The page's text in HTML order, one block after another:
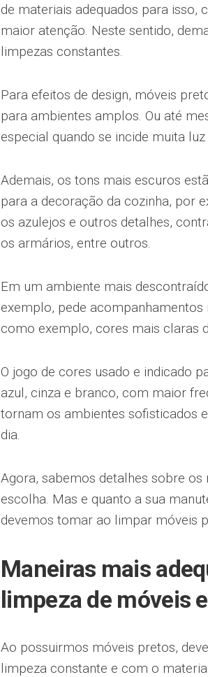
de materiais adequados para
maior atenção. Neste sentido,
limpezas constantes.
Para efeitos de design, móveis
para ambientes amplos. Ou até
especial quando se incide muita
Ademais, os tons mais escuros
para a decoração da cozinha, por
os azulejos e outros detalhes,
os armários, entre outros.
Em um ambiente mais
exemplo, pede
como exemplo, cores mais claras
O jogo de cores usado e indicado
azul, cinza e branco, com maior
tornam os ambientes sofisticados
dia.
Agora, sabemos detalhes sobre
escolha. Mas e quanto a sua
devemos tomar ao limpar móveis
Maneiras mais
limpeza de móveis
Ao possuirmos móveis pretos,
limpeza constante e com o